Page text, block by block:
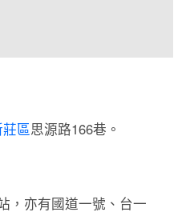
區思源路166巷。
，亦有國道一號、台一